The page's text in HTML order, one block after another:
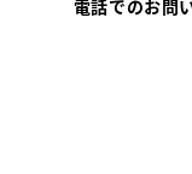
電話でのお問